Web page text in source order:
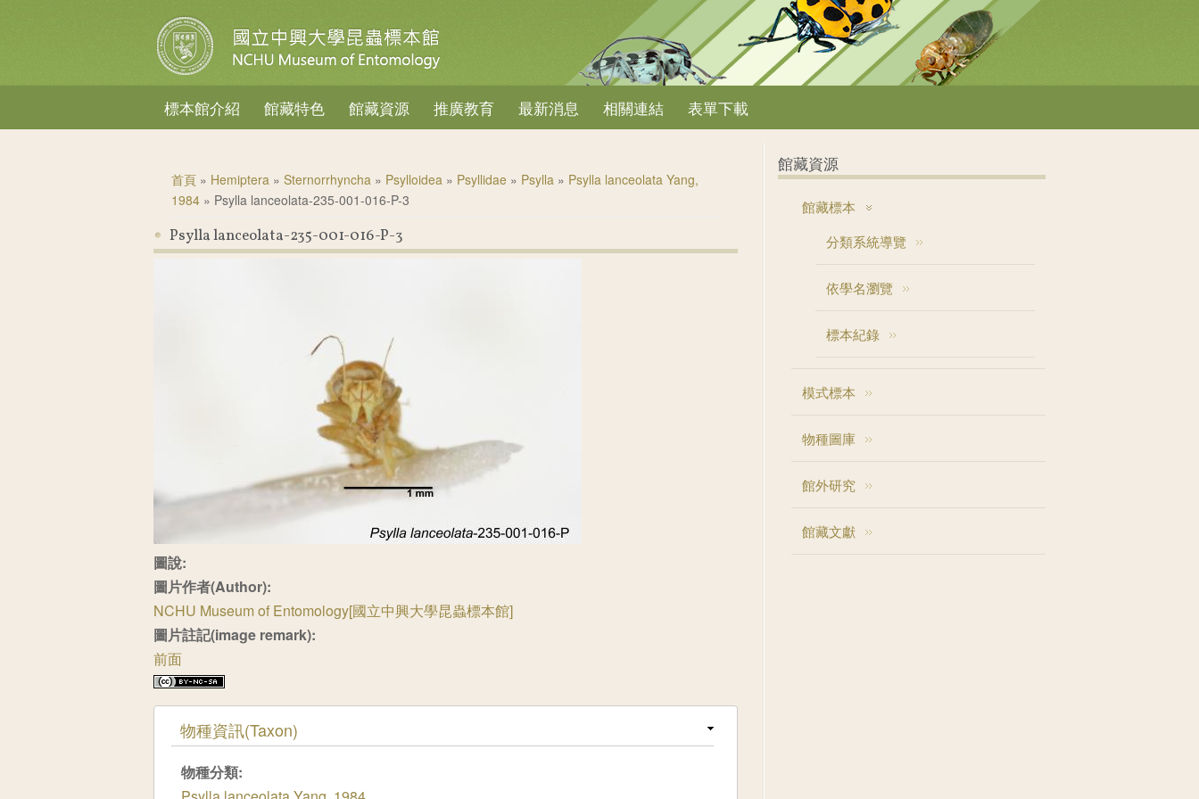
標本館介紹 館藏特色 館藏資源 推廣教育 最新消息 相關連結 表單下載
首頁 » Hemiptera » Sternorrhyncha » Psylloidea » Psyllidae » Psylla » Psylla lanceolata Yang,
1984 » Psylla lanceolata-235-001-016-P-3
Psylla lanceolata-235-001-016-P-3
圖說:
圖片作者(Author):
NCHU Museum of Entomology[國立中興大學昆蟲標本館]
圖片註記(image remark):
前面
隱藏
物種資訊(Taxon)
物種分類:
館藏資源
館藏標本
分類系統導覽
依學名瀏覽
標本紀錄
模式標本
物種圖庫
館外研究
館藏文獻